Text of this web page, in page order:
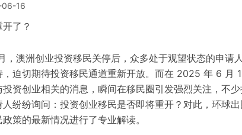
16
了？
，澳洲创业投资移民关停后，众多处于观望状态的申请人
，迫切期待投资移民通道重新开放。而在 2025 年 6 月
投资创业相关的消息，瞬间在移民圈引发强烈关注，不
纷纷询问：投资创业移民是否即将重开？对此，环球出
策的最新情况进行了专业解读。